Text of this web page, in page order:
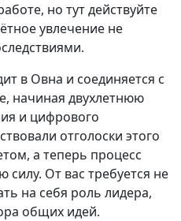
но тут действуйте
увлечение не
в Овна и соединяется с
начиная двухлетнюю
и цифрового
отголоски этого
а теперь процесс
силу. От вас требуется не
на себя роль лидера,
общих идей.